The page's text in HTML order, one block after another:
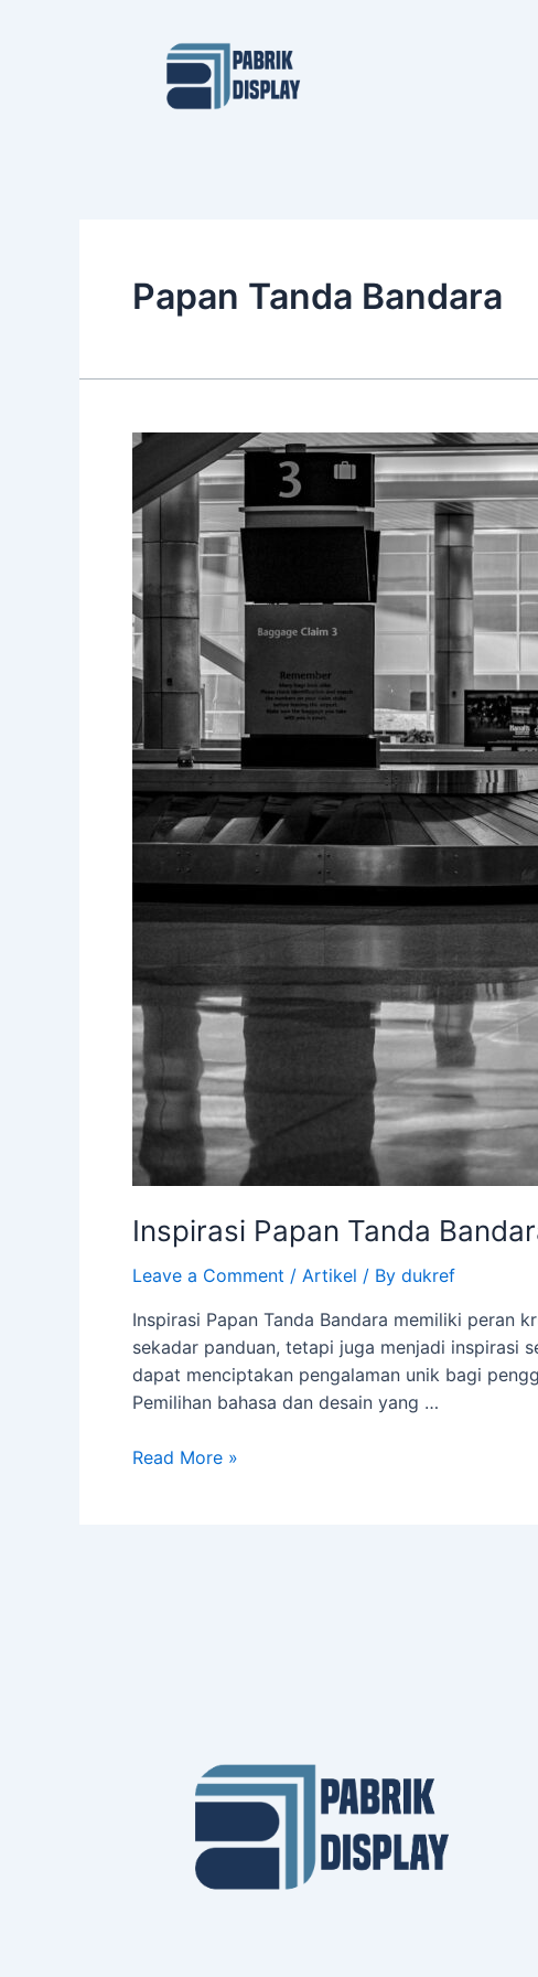
Papan Tanda Bandara
Inspirasi Papan Tanda
Leave a Comment / Artikel / By dukref
Inspirasi Papan Tanda Bandara memiliki peran
sekadar panduan, tetapi juga menjadi inspirasi
dapat menciptakan pengalaman unik bagi
Pemilihan bahasa dan desain yang …
Inspirasi
Papan
Tanda
Bandara
Read More »